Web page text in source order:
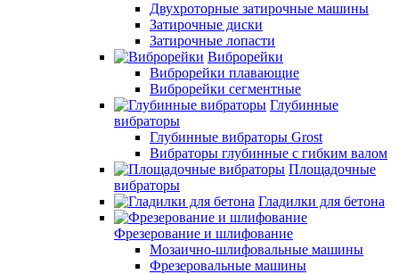
Двухроторные затирочные машины
Затирочные диски
Затирочные лопасти
Виброрейки
Виброрейки плавающие
Виброрейки сегментные
Глубинные
вибраторы
Глубинные вибраторы Grost
Вибраторы глубинные с гибким валом
Площадочные
вибраторы
Гладилки для бетона
Фрезерование и шлифование
Мозаично-шлифовальные машины
Фрезеровальные машины